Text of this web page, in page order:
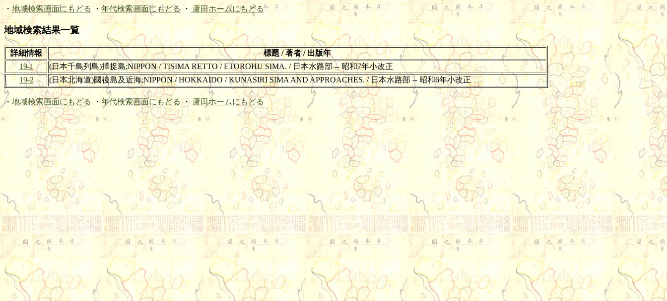
・ 地域検索画面にもどる ・ 年代検索画面にもどる・ 蘆田ホームにもどる
地域検索結果一覧
詳細情報
標題 / 著者 / 出版年
19-1
(日本千島列島)擇捉島;NIPPON / TISIMA RETTO / ETOROHU SIMA. / 日本水路部 -- 昭和7年小改正
19-2
(日本北海道)國後島及近海;NIPPON / HOKKAIDO / KUNASIRI SIMA AND APPROACHES. / 日本水路部 -- 昭和6年小改正
・ 地域検索画面にもどる ・ 年代検索画面にもどる・ 蘆田ホームにもどる